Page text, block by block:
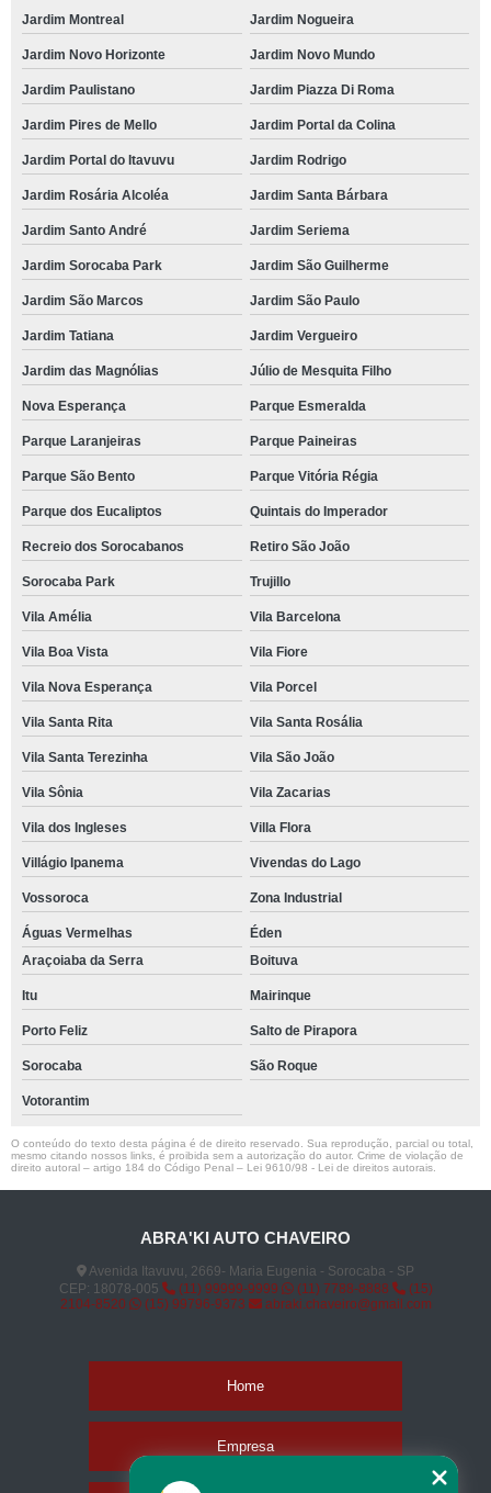
Jardim Montreal Jardim Nogueira
Jardim Novo Horizonte Jardim Novo Mundo
Jardim Paulistano Jardim Piazza Di Roma
Jardim Pires de Mello Jardim Portal da Colina
Jardim Portal do Itavuvu Jardim Rodrigo
Jardim Rosária Alcoléa Jardim Santa Bárbara
Jardim Santo André Jardim Seriema
Jardim Sorocaba Park Jardim São Guilherme
Jardim São Marcos Jardim São Paulo
Jardim Tatiana Jardim Vergueiro
Jardim das Magnólias Júlio de Mesquita Filho
Nova Esperança Parque Esmeralda
Parque Laranjeiras Parque Paineiras
Parque São Bento Parque Vitória Régia
Parque dos Eucaliptos Quintais do Imperador
Recreio dos Sorocabanos Retiro São João
Sorocaba Park Trujillo
Vila Amélia Vila Barcelona
Vila Boa Vista Vila Fiore
Vila Nova Esperança Vila Porcel
Vila Santa Rita Vila Santa Rosália
Vila Santa Terezinha Vila São João
Vila Sônia Vila Zacarias
Vila dos Ingleses Villa Flora
Villágio Ipanema Vivendas do Lago
Vossoroca Zona Industrial
Águas Vermelhas
Éden
Araçoiaba da Serra
Boituva
Itu Mairinque
Porto Feliz Salto de Pirapora
Sorocaba São Roque
Votorantim
O conteúdo do texto desta página é de direito reservado. Sua reprodução, parcial ou total,
mesmo citando nossos links, é proibida sem a autorização do autor. Crime de violação de
direito autoral – artigo 184 do Código Penal – Lei 9610/98 - Lei de direitos autorais
ABRA'KI AUTO CHAVEIRO
Avenida Itavuvu, 2669- Maria Eugenia - Sorocaba - SP
CEP: 18078-005
(11) 99999-9999 (11) 7788-8888
(15)
2104-8520
(15) 99796-9373 abraki.chaveiro@gmail.com
Home
Empresa